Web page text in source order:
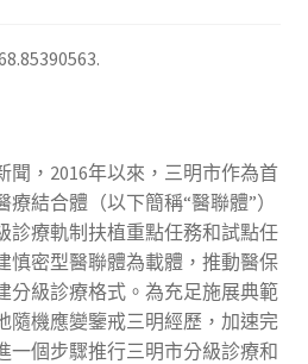
，2016年以來，三明市作為首
結合體（以下簡稱“醫聯體”）
診療軌制扶植重點任務和試點任
慎密型醫聯體為載體，推動醫保
分級診療格式。為充足施展典範
隨機應變鑒戒三明經歷，加速完
一個步驟推行三明市分級診療和